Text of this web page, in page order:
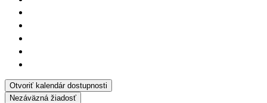
Otvoriť kalendár dostupnosti
Nezáväzná žiadosť